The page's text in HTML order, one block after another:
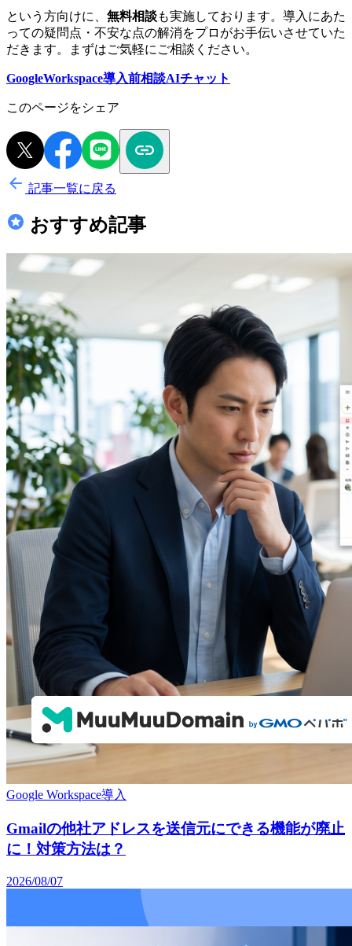
という方向けに、 無料相談も実施しております。導入にあた
っての疑問点・不安な点の解消をプロがお手伝いさせていた
だきます。まずはご気軽にご相談ください。
GoogleWorkspace導入前相談AIチャット
このページをシェア
記事一覧に戻る
おすすめ記事
Google Workspace導入
Gmailの他社アドレスを送信元にできる機能が廃止
に！対策方法は？
2026/08/07